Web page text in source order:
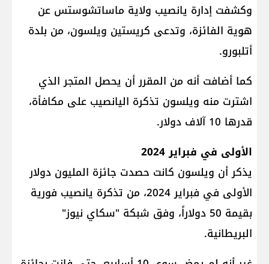
وكشفت إدارة يانصيب ولاية ماساتشوستس عن
هوية الفائزة، وتدعى كريستين ويلسون، من بلدة
أتلبورو.
كما أضافت أنه من المقرر أن يحصل المتجر الذي
اشترت منه ويلسون تذكرة اليانصيب على مكافأة،
قدرها 10 آلاف دولار.
الأولى في فبراير 2024
يذكر أن ويلسون كانت حصدت جائزة المليون دولار
الأولى في فبراير 2024، من تذكرة يانصيب فورية
بقيمة 50 دولاراً، وفق شبكة "سكاي نيوز"
البريطانية.